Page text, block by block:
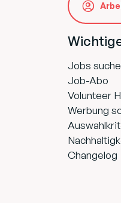
Jobs
Job-Abo
Volunteer
Werbung
Changelog